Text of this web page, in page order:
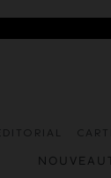
EDITORIAL